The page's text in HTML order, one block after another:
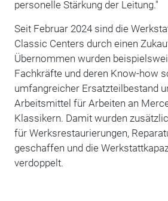
personelle Stärkung der Leitung."
Seit Februar 2024 sind die
Classic Centers durch einen
Übernommen wurden
Fachkräfte und deren Know-how
umfangreicher Ersatzteilbestand
Arbeitsmittel für Arbeiten an
Klassikern. Damit wurden
für Werksrestaurierungen,
geschaffen und die
verdoppelt.